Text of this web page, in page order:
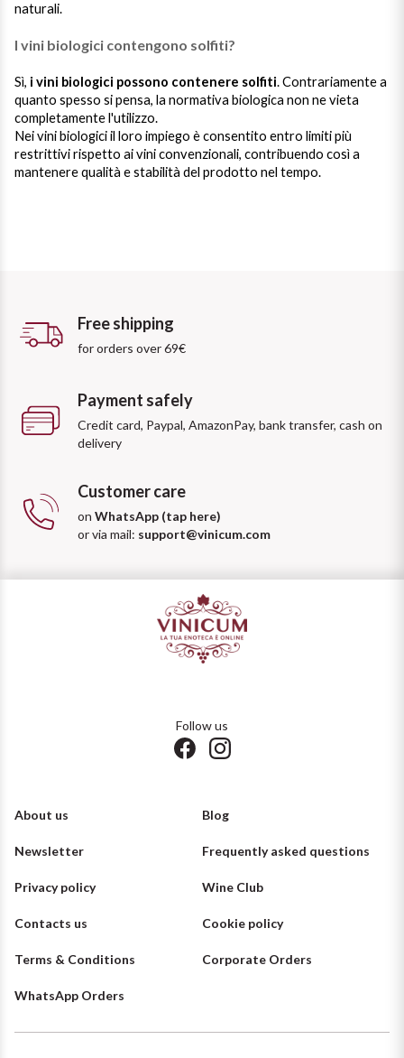
naturali.
I vini biologici contengono solfiti?
Sì, i vini biologici possono contenere solfiti. Contrariamente a
quanto spesso si pensa, la normativa biologica non ne vieta
completamente l'utilizzo.
Nei vini biologici il loro impiego è consentito entro limiti più
restrittivi rispetto ai vini convenzionali, contribuendo così a
mantenere qualità e stabilità del prodotto nel tempo.
Free shipping
for orders over 69€
Payment safely
Credit card, Paypal, AmazonPay, bank transfer, cash on
delivery
Customer care
on WhatsApp (tap here)
or via mail: support@vinicum.com
Follow us
About us Blog
Newsletter Frequently asked questions
Privacy policy Wine Club
Contacts us Cookie policy
Terms & Conditions Corporate Orders
WhatsApp Orders